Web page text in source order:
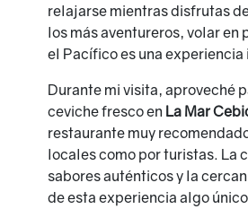
relajarse mientras disfrutas
los más aventureros, volar en
el Pacífico es una
Durante mi visita, aproveché
ceviche fresco en La Mar
restaurante muy
locales como por turistas. La
sabores auténticos y la
de esta experiencia algo